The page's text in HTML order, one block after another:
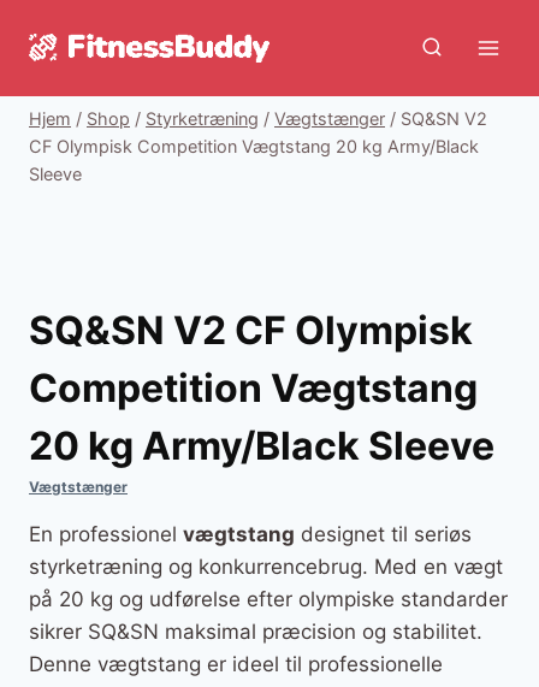
Hjem / Shop / Styrketræning / Vægtstænger / SQ&SN V2
CF Olympisk Competition Vægtstang 20 kg Army/Black
Sleeve
SQ&SN V2 CF Olympisk
Competition Vægtstang
20 kg Army/Black Sleeve
Vægtstænger
En professionel vægtstang designet til seriøs
styrketræning og konkurrencebrug. Med en vægt
på 20 kg og udførelse efter olympiske standarder
sikrer SQ&SN maksimal præcision og stabilitet.
Denne vægtstang er ideel til professionelle